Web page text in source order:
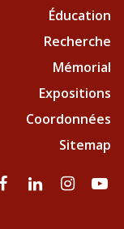
Éducation
Recherche
Mémorial
Expositions
Coordonnées
Sitemap